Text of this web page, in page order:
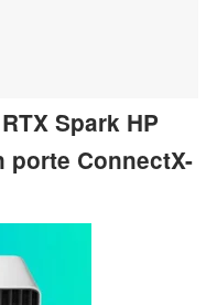
Spark HP
porte ConnectX-